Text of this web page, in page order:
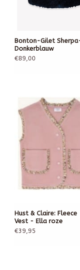
Bonton-Gilet
Donkerblauw
€89,00
Hust & Claire: Fleece
Vest - Ella roze
€39,95